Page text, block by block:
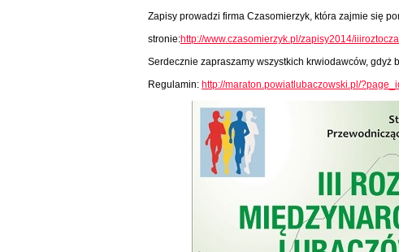
Zapisy prowadzi firma Czasomierzyk, która zajmie się
stronie:http://www.czasomierzyk.pl/zapisy2014/
Serdecznie zapraszamy wszystkich krwiodawców, gdyż
Regulamin: http://maraton.powiatlubaczowski.pl/